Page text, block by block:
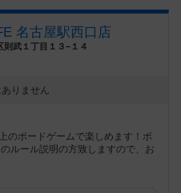
名古屋駅西口店
武１丁目１３−１４
りません
のボードゲームで楽しめます！ボ
ルール説明の方致しますので、お